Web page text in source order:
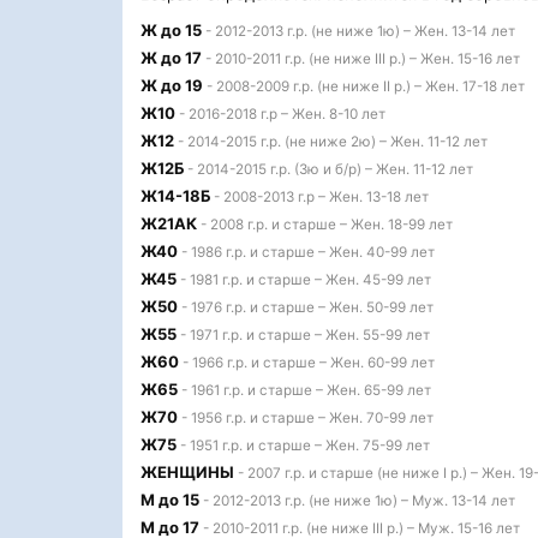
Ж до 15 - 2012-2013 г.р. (не ниже 1ю) – Жен. 13-14 лет
Ж до 17 - 2010-2011 г.р. (не ниже III р.) – Жен. 15-16 лет
Ж до 19 - 2008-2009 г.р. (не ниже II р.) – Жен. 17-18 лет
Ж10 - 2016-2018 г.р – Жен. 8-10 лет
Ж12 - 2014-2015 г.р. (не ниже 2ю) – Жен. 11-12 лет
Ж12Б - 2014-2015 г.р. (3ю и б/р) – Жен. 11-12 лет
Ж14-18Б - 2008-2013 г.р – Жен. 13-18 лет
Ж21АК - 2008 г.р. и старше – Жен. 18-99 лет
Ж40 - 1986 г.р. и старше – Жен. 40-99 лет
Ж45 - 1981 г.р. и старше – Жен. 45-99 лет
Ж50 - 1976 г.р. и старше – Жен. 50-99 лет
Ж55 - 1971 г.р. и старше – Жен. 55-99 лет
Ж60 - 1966 г.р. и старше – Жен. 60-99 лет
Ж65 - 1961 г.р. и старше – Жен. 65-99 лет
Ж70 - 1956 г.р. и старше – Жен. 70-99 лет
Ж75 - 1951 г.р. и старше – Жен. 75-99 лет
ЖЕНЩИНЫ - 2007 г.р. и старше (не ниже I р.) – Жен.
М до 15 - 2012-2013 г.р. (не ниже 1ю) – Муж. 13-14 лет
М до 17 - 2010-2011 г.р. (не ниже III р.) – Муж. 15-16 лет